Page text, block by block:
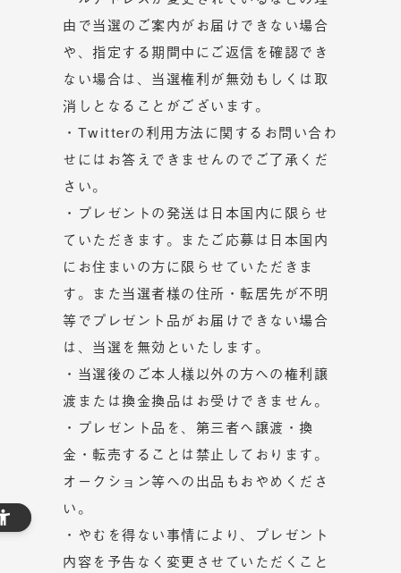
由で当選のご案内がお届けできない場合
や、指定する期間中にご返信を確認でき
ない場合は、当選権利が無効もしくは取
消しとなることがございます。
・Twitterの利用方法に関するお問い合わ
せにはお答えできませんのでご了承くだ
さい。
・プレゼントの発送は日本国内に限らせ
ていただきます。またご応募は日本国内
にお住まいの方に限らせていただきま
す。また当選者様の住所・転居先が不明
等でプレゼント品がお届けできない場合
は、当選を無効といたします。
・当選後のご本人様以外の方への権利譲
渡または換金換品はお受けできません。
・プレゼント品を、第三者へ譲渡・換
金・転売することは禁止しております。
オークション等への出品もおやめくださ
い。
・やむを得ない事情により、プレゼント
内容を予告なく変更させていただくこと